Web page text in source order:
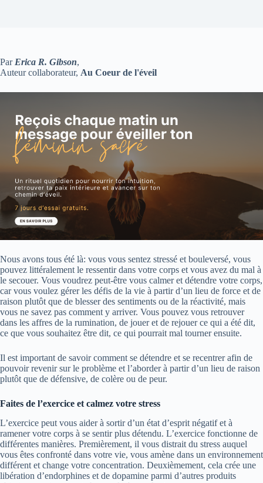
Par Erica R. Gibson,
Auteur collaborateur, Au Coeur de l'éveil
Nous avons tous été là: vous vous sentez stressé et bouleversé, vous
pouvez littéralement le ressentir dans votre corps et vous avez du mal à
le secouer. Vous voudrez peut-être vous calmer et détendre votre corps,
car vous voulez gérer les défis de la vie à partir d’un lieu de force et de
raison plutôt que de blesser des sentiments ou de la réactivité, mais
vous ne savez pas comment y arriver. Vous pouvez vous retrouver
dans les affres de la rumination, de jouer et de rejouer ce qui a été dit,
ce que vous souhaitez être dit, ce qui pourrait mal tourner ensuite.
Il est important de savoir comment se détendre et se recentrer afin de
pouvoir revenir sur le problème et l’aborder à partir d’un lieu de raison
plutôt que de défensive, de colère ou de peur.
Faites de l’exercice et calmez votre stress
L’exercice peut vous aider à sortir d’un état d’esprit négatif et à
ramener votre corps à se sentir plus détendu. L’exercice fonctionne de
différentes manières. Premièrement, il vous distrait du stress auquel
vous êtes confronté dans votre vie, vous amène dans un environnement
différent et change votre concentration. Deuxièmement, cela crée une
libération d’endorphines et de dopamine parmi d’autres produits